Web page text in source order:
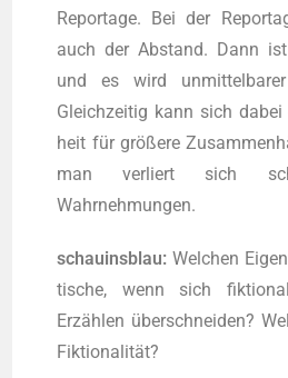
Repor­ta­ge. Bei der
auch der Abstand. Dann
und es wird
Gleich­zei­tig kann sich
heit für grö­ße­re
man ver­liert sich
Wahrnehmungen.
schau­ins­blau:Wel­chen
ti­sche, wenn sich
Erzäh­len über­schnei­den?
Fiktionalität?